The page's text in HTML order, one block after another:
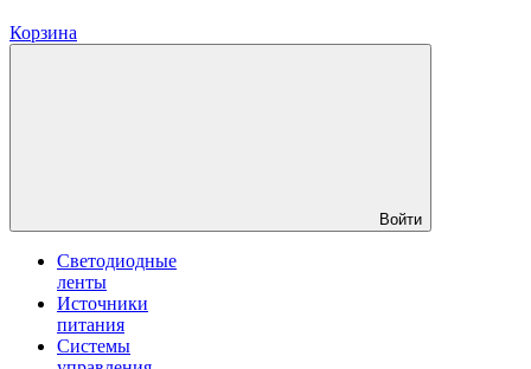
Корзина
Войти
Светодиодные
ленты
Источники
питания
Системы